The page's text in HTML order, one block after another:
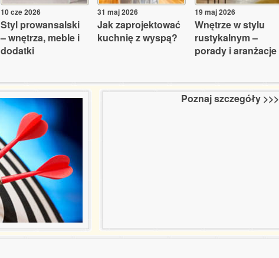
10 cze 2026
Styl prowansalski
– wnętrza, meble i
dodatki
31 maj 2026
Jak zaprojektować
kuchnię z wyspą?
19 maj 2026
Wnętrze w stylu
rustykalnym –
porady i aranżacje
Poznaj szczegóły >>>